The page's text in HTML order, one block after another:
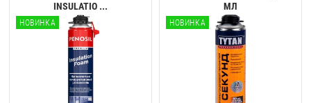
INSULATIO ...
НОВИНКА
МЛ
НОВИНКА